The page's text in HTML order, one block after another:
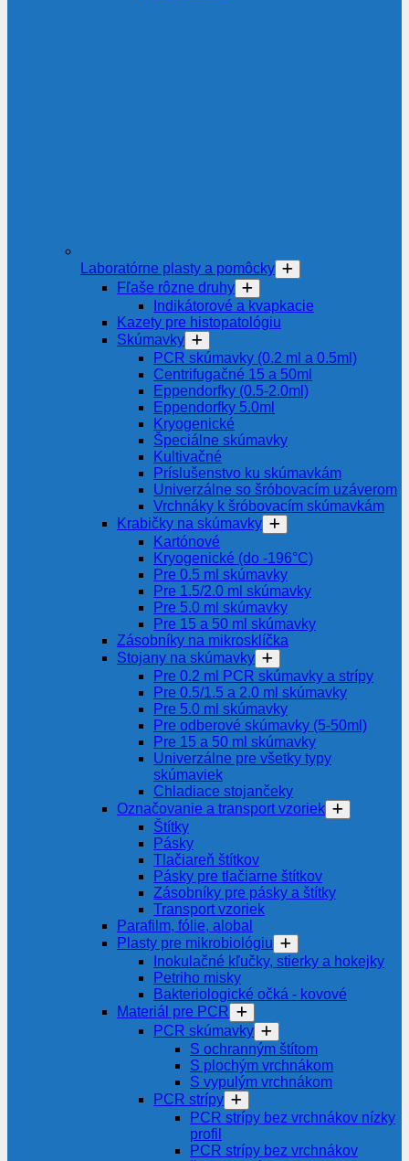
Laboratórne plasty a pomôcky
Fľaše rôzne druhy
Indikátorové a kvapkacie
Kazety pre histopatológiu
Skúmavky
PCR skúmavky (0.2 ml a 0.5ml)
Centrifugačné 15 a 50ml
Eppendorfky (0.5-2.0ml)
Eppendorfky 5.0ml
Kryogenické
Špeciálne skúmavky
Kultivačné
Príslušenstvo ku skúmavkám
Univerzálne so šróbovacím uzáverom
Vrchnáky k šróbovacím skúmavkám
Krabičky na skúmavky
Kartónové
Kryogenické (do -196°C)
Pre 0.5 ml skúmavky
Pre 1.5/2.0 ml skúmavky
Pre 5.0 ml skúmavky
Pre 15 a 50 ml skúmavky
Zásobníky na mikrosklíčka
Stojany na skúmavky
Pre 0.2 ml PCR skúmavky a strípy
Pre 0.5/1.5 a 2.0 ml skúmavky
Pre 5.0 ml skúmavky
Pre odberové skúmavky (5-50ml)
Pre 15 a 50 ml skúmavky
Univerzálne pre všetky typy
skúmaviek
Chladiace stojančeky
Označovanie a transport vzoriek
Štítky
Pásky
Tlačiareň štítkov
Pásky pre tlačiarne štítkov
Zásobníky pre pásky a štítky
Transport vzoriek
Parafilm, fólie, alobal
Plasty pre mikrobiológiu
Inokulačné kľučky, stierky a hokejky
Petriho misky
Bakteriologické očká - kovové
Materiál pre PCR
PCR skúmavky
S ochranným štítom
S plochým vrchnákom
S vypulým vrchnákom
PCR strípy
PCR strípy bez vrchnákov nízky
profil
PCR strípy bez vrchnákov